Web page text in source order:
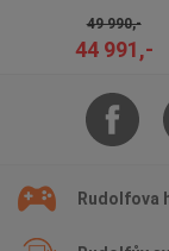
49 990,-
44 991,-
Rudolfova